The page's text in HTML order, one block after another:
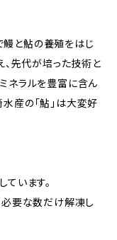
鰻と鮎の養殖をはじ
、先代が培った技術と
ネラルを豊富に含ん
産の「鮎」は大変好
います。
必要な数だけ解凍し